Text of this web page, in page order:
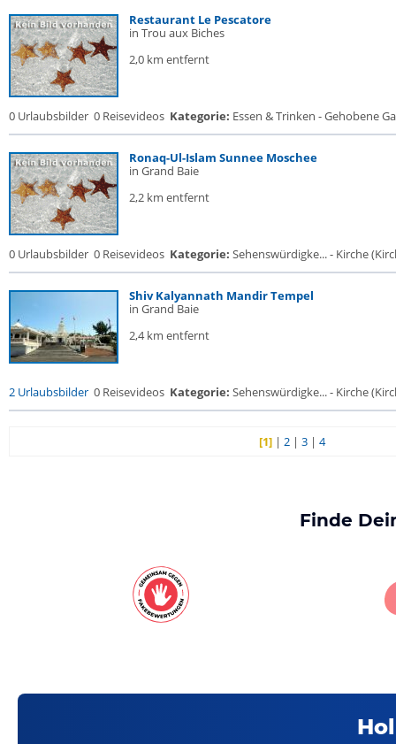
Restaurant Le Pescatore
in Trou aux Biches
2,0 km entfernt
0 Urlaubsbilder 0 Reisevideos Kategorie: Essen & Trinken - Gehobene
Ronaq-Ul-Islam Sunnee Moschee
in Grand Baie
2,2 km entfernt
0 Urlaubsbilder 0 Reisevideos Kategorie: Sehenswürdigke... - Kirche
Shiv Kalyannath Mandir Tempel
in Grand Baie
2,4 km entfernt
2 Urlaubsbilder 0 Reisevideos Kategorie: Sehenswürdigke... - Kirche
[1] |2 |3 |4
Finde